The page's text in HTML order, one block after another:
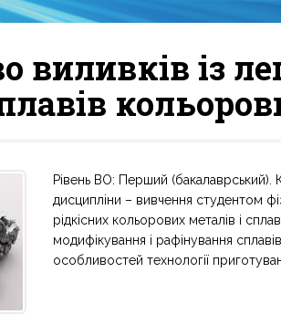
виливків із
Рівень ВО: Перший (бакалаврський).
дисципліни – вивчення студентом
рідкісних кольорових металів і
модифікування і рафінування
особливостей технології